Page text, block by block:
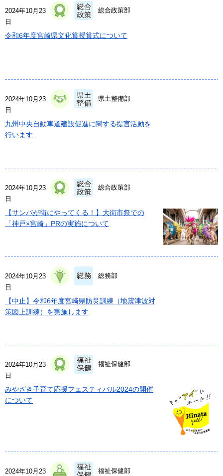
2024年10月23
日
総合政策部
令和6年度宮崎県文化賞授賞式について
2024年10月23
日
県土整備部
九州中央自動車道建設促進に関する提言活動を
行います
2024年10月23
日
総合政策部
【サンバが街にやってくる！】大街市祭での
「神戸×宮崎」PRの実施について
2024年10月23
日
総務部
【中止】令和6年度宮崎県防災訓練（地震津波対
策図上訓練）を実施します
2024年10月23
日
福祉保健部
みやざき子育て応援フェスティバル2024の開催
について
2024年10月23
福祉保健部